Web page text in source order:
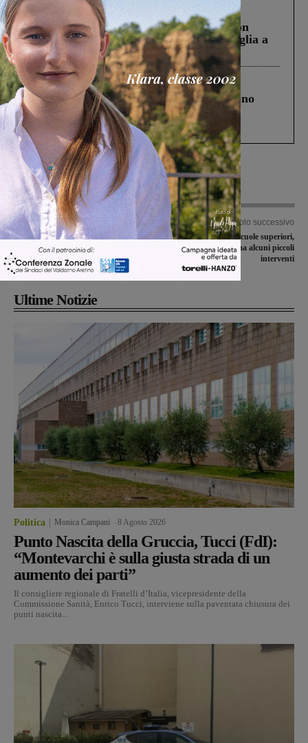
Cronaca 3 Agosto 2026
Scomparso da una struttura di Castiglion
Fiorentino l’uomo che aveva ucciso la figlia a
Levane nel 2020
Cronaca 4 Agosto 2026
Un anno fa la strage in A1 in cui morirono
Gianni, Giulia e Franco. Lo schianto, il
processo, lo stop ai sorpassi fra tir....
Articolo precedente
La Bucinese si aggiudica per 3-0
l’amichevole con la Castenuovese
Articolo successivo
Manutenzione nelle scuole superiori,
la Provincia programma alcuni piccoli
interventi
Ultime Notizie
Politica Monica Campani 8 Agosto 2026
Punto Nascita della Gruccia, Tucci (FdI):
“Montevarchi è sulla giusta strada di un
aumento dei parti”
Il consigliere regionale di Fratelli d’Italia, vicepresidente della
Commissione Sanità, Enrico Tucci, interviene sulla paventata chiusura dei
punti nascita...